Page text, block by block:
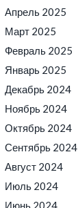
Апрель 2025
Март 2025
Февраль 2025
Январь 2025
Декабрь 2024
Ноябрь 2024
Октябрь 2024
Сентябрь 2024
Август 2024
Июль 2024
Июнь 2024